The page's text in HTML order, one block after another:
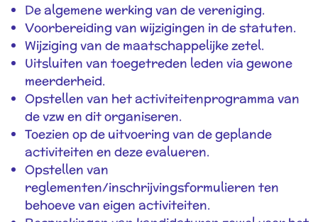
De algemene werking van de vereniging.
Voorbereiding van wijzigingen in de statuten.
Wijziging van de maatschappelijke zetel.
Uitsluiten van toegetreden leden via gewone
meerderheid.
Opstellen van het activiteitenprogramma van
de vzw en dit organiseren.
Toezien op de uitvoering van de geplande
activiteiten en deze evalueren.
Opstellen van
reglementen/inschrijvingsformulieren ten
behoeve van eigen activiteiten.